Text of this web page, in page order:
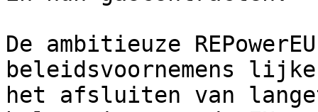
De ambitieuze
beleidsvoornemens
het afsluiten van